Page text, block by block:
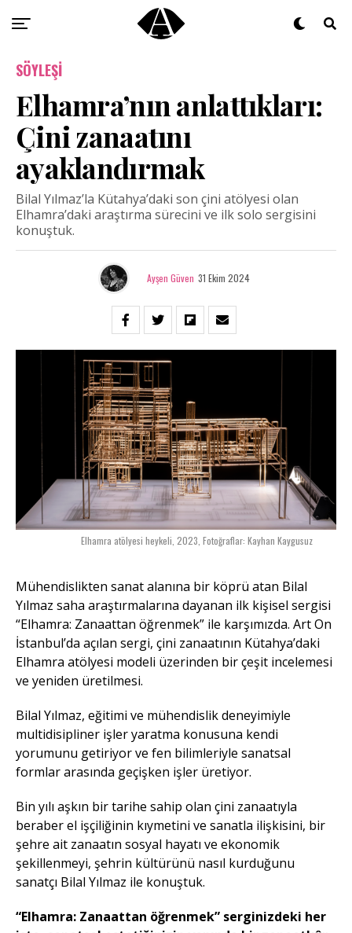
SÖYLEŞI
Elhamra’nın anlattıkları:
Çini zanaatını
ayaklandırmak
Bilal Yılmaz’la Kütahya’daki son çini atölyesi olan
Elhamra’daki araştırma sürecini ve ilk solo sergisini
konuştuk.
Ayşen Güven 31 Ekim 2024
Elhamra atölyesi heykeli, 2023, Fotoğraflar: Kayhan Kaygusuz
Mühendislikten sanat alanına bir köprü atan Bilal
Yılmaz saha araştırmalarına dayanan ilk kişisel sergisi
“Elhamra: Zanaattan öğrenmek” ile karşımızda. Art On
İstanbul’da açılan sergi, çini zanaatının Kütahya’daki
Elhamra atölyesi modeli üzerinden bir çeşit incelemesi
ve yeniden üretilmesi.
Bilal Yılmaz, eğitimi ve mühendislik deneyimiyle
multidisipliner işler yaratma konusuna kendi
yorumunu getiriyor ve fen bilimleriyle sanatsal
formlar arasında geçişken işler üretiyor.
Bin yılı aşkın bir tarihe sahip olan çini zanaatıyla
beraber el işçiliğinin kıymetini ve sanatla ilişkisini, bir
şehre ait zanaatın sosyal hayatı ve ekonomik
şekillenmeyi, şehrin kültürünü nasıl kurduğunu
sanatçı Bilal Yılmaz ile konuştuk.
“Elhamra: Zanaattan öğrenmek” serginizdeki her